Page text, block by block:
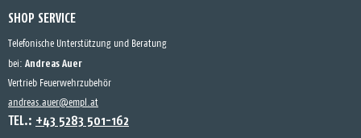
SHOP SERVICE
Telefonische Unterstützung und Beratung
bei: Andreas Auer
Vertrieb Feuerwehrzubehör
andreas.auer@empl.at
TEL.: +43 5283 501-162